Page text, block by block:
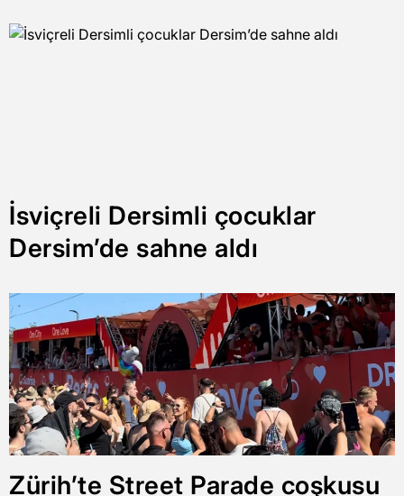
İsviçreli Dersimli çocuklar
Dersim’de sahne aldı
Zürih’te Street Parade coşkusu